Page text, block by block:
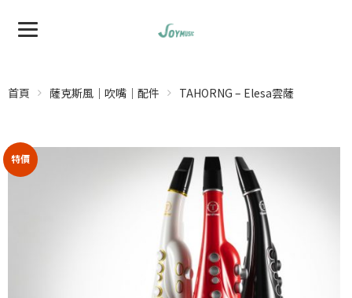
首頁 薩克斯風｜吹嘴｜配件 TAHORNG – Elesa雲薩
特價